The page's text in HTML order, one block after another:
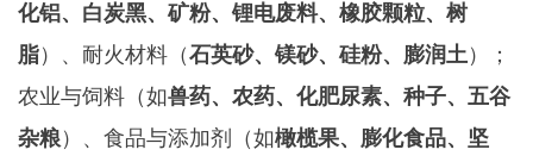
化铝、白炭黑、矿粉、锂电废料、橡胶颗粒、树
脂）、耐火材料（石英砂、镁砂、硅粉、膨润土）‌；
农业与饲料‌（如兽药、农药、化肥尿素、种子、五谷
杂粮）、‌食品与添加剂‌（如橄榄果、膨化食品、坚